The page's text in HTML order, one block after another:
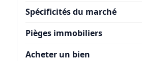
Spécificités du marché
Pièges immobiliers
Acheter un bien